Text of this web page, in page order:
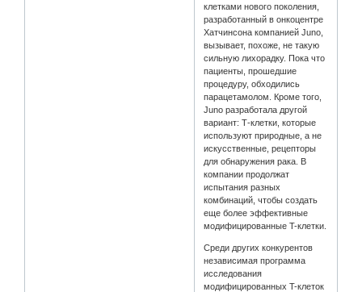
клетками нового поколения,
разработанный в онкоцентре
Хатчинсона компанией Juno,
вызывает, похоже, не такую
сильную лихорадку. Пока что
пациенты, прошедшие
процедуру, обходились
парацетамолом. Кроме того,
Juno разработала другой
вариант: Т-клетки, которые
используют природные, а не
искусственные, рецепторы
для обнаружения рака. В
компании продолжат
испытания разных
комбинаций, чтобы создать
еще более эффективные
модифицированные T-клетки.
Среди других конкурентов
независимая программа
исследования
модифицированных T-клеток